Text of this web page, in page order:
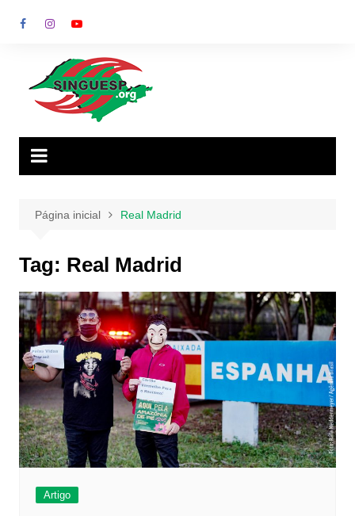
para
Página inicial Real Madrid
Tag: Real Madrid
Artigo